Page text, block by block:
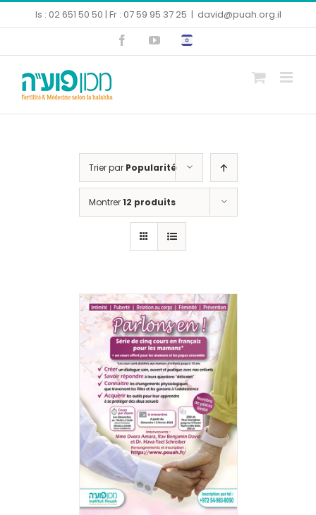
Ouvrir la barre d’outils
to
Is : 02 651 50 50 | Fr : 07 59 95 37 25 | david@puah.org.il
FacebookYouTube
Trier par Popularité
Montrer12 produits